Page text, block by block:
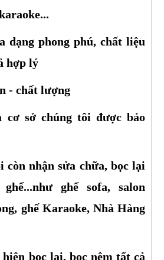
dạng phong phú, chất liệu
hợp lý
- chất lượng
cơ sở chúng tôi được bảo
còn nhận sửa chữa, bọc lại
ghế sofa, salon
ghế Karaoke, Nhà Hàng
bọc lại, bọc nệm tất cả